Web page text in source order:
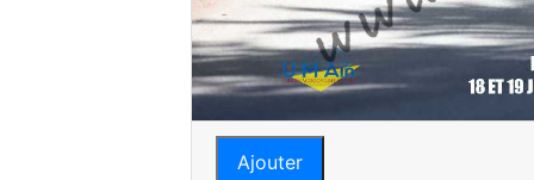
Ajouter